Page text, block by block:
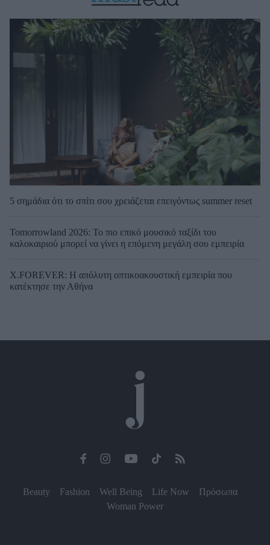
5 σημάδια ότι το σπίτι σου χρειάζεται επειγόντως summer reset
Tomorrowland 2026: Το πιο επικό μουσικό ταξίδι του
καλοκαιριού μπορεί να γίνει η επόμενη μεγάλη σου εμπειρία
X.FOREVER: Η απόλυτη οπτικοακουστική εμπειρία που
κατέκτησε την Αθήνα
Beauty Fashion Well Being Life Now
Πρόσωπα
Woman Power